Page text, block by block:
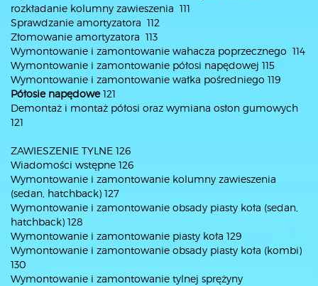
rozkładanie kolumny zawieszenia 111
Sprawdzanie amortyzatora 112
Złomowanie amortyzatora 113
Wymontowanie i zamontowanie wahacza poprzecznego 114
Wymontowanie i zamontowanie półosi napędowej 115
Wymontowanie i zamontowanie wałka pośredniego 119
Półosie napędowe121
Demontaż i montaż półosi oraz wymiana osłon gumowych
121
ZAWIESZENIE TYLNE 126
Wiadomości wstępne 126
Wymontowanie i zamontowanie kolumny zawieszenia
(sedan, hatchback) 127
Wymontowanie i zamontowanie obsady piasty koła (sedan,
hatchback) 128
Wymontowanie i zamontowanie piasty koła 129
Wymontowanie i zamontowanie obsady piasty koła (kombi)
130
Wymontowanie i zamontowanie tylnej sprężyny